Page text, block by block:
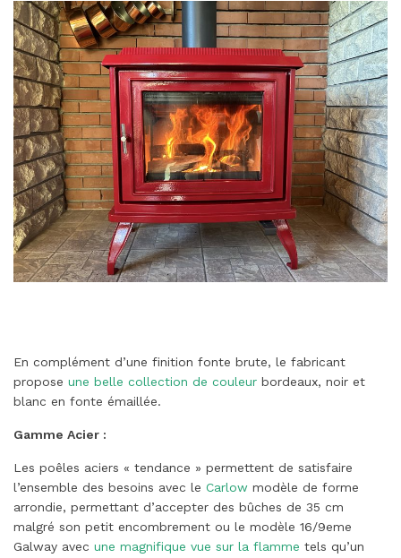
En complément d’une finition fonte brute, le fabricant
propose une belle collection de couleur bordeaux, noir et
blanc en fonte émaillée.
Gamme Acier :
Les poêles aciers « tendance » permettent de satisfaire
l’ensemble des besoins avec le Carlow modèle de forme
arrondie, permettant d’accepter des bûches de 35 cm
malgré son petit encombrement ou le modèle 16/9eme
Galway avec une magnifique vue sur la flamme tels qu’un